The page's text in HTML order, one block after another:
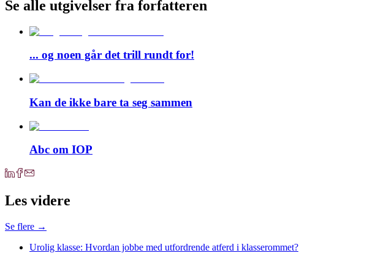
Se alle utgivelser fra forfatteren
... og noen går det trill rundt for!
Kan de ikke bare ta seg sammen
Abc om IOP
Les videre
Se flere →
Urolig klasse: Hvordan jobbe med utfordrende atferd i klasserommet?